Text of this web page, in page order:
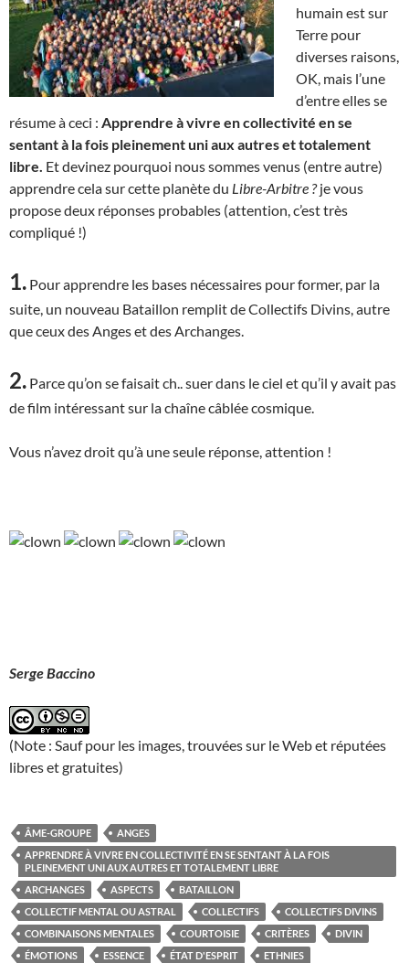
humain est sur
Terre pour
diverses raisons,
OK, mais l’une
d’entre elles se
résume à ceci : Apprendre à vivre en collectivité en se
sentant à la fois pleinement uni aux autres et totalement
libre. Et devinez pourquoi nous sommes venus (entre autre)
apprendre cela sur cette planète du Libre-Arbitre ?je vous
propose deux réponses probables (attention, c’est très
compliqué !)
1. Pour apprendre les bases nécessaires pour former, par la
suite, un nouveau Bataillon remplit de Collectifs Divins, autre
que ceux des Anges et des Archanges.
2. Parce qu’on se faisait ch.. suer dans le ciel et qu’il y avait pas
de film intéressant sur la chaîne câblée cosmique.
Vous n’avez droit qu’à une seule réponse, attention !
Serge Baccino
(Note : Sauf pour les images, trouvées sur le Web et réputées
libres et gratuites)
ÂME-GROUPE
ANGES
APPRENDRE À VIVRE EN COLLECTIVITÉ EN SE SENTANT À LA FOIS
PLEINEMENT UNI AUX AUTRES ET TOTALEMENT LIBRE
ARCHANGES
ASPECTS
BATAILLON
COLLECTIF MENTAL OU ASTRAL
COLLECTIFS
COLLECTIFS DIVINS
COMBINAISONS MENTALES
COURTOISIE CRITÈRES
DIVIN
ÉMOTIONS
ESSENCE ÉTAT D'ESPRIT ETHNIES